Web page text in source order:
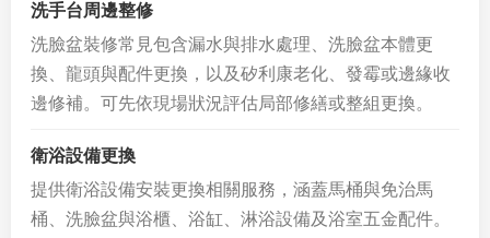
洗手台周邊整修
洗臉盆裝修常見包含漏水與排水處理、洗臉盆本體更
換、龍頭與配件更換，以及矽利康老化、發霉或邊緣收
邊修補。可先依現場狀況評估局部修繕或整組更換。
衛浴設備更換
提供衛浴設備安裝更換相關服務，涵蓋馬桶與免治馬
桶、洗臉盆與浴櫃、浴缸、淋浴設備及浴室五金配件。